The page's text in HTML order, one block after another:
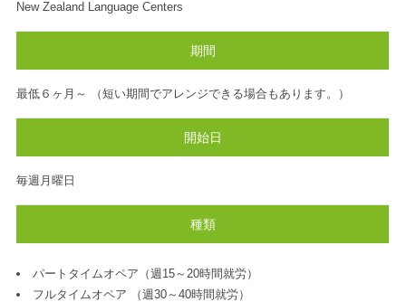
New Zealand Language Centers
期間
最低６ヶ月～ （短い期間でアレンジできる場合もあります。）
開始日
毎週月曜日
種類
パートタイムオペア（週15～20時間就労）
フルタイムオペア （週30～40時間就労）